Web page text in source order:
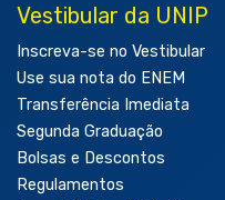
Vestibular da UNIP
Inscreva-se no Vestibular
Use sua nota do ENEM
Transferência Imediata
Segunda Graduação
Bolsas e Descontos
Regulamentos